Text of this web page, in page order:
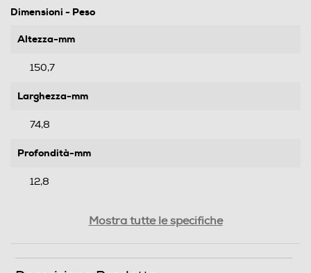
Dimensioni - Peso
Altezza-mm
150,7
Larghezza-mm
74,8
Profondità-mm
12,8
Mostra tutte le specifiche